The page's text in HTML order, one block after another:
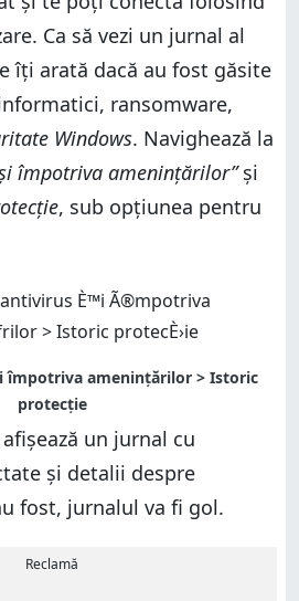
Ca să vezi un jurnal al
îți arată dacă au fost găsite
ransomware,
Windows. Navighează la
împotriva amenințărilor”și
, sub opțiunea pentru
afișează un jurnal cu
și detalii despre
fost, jurnalul va fi gol.
Reclamă